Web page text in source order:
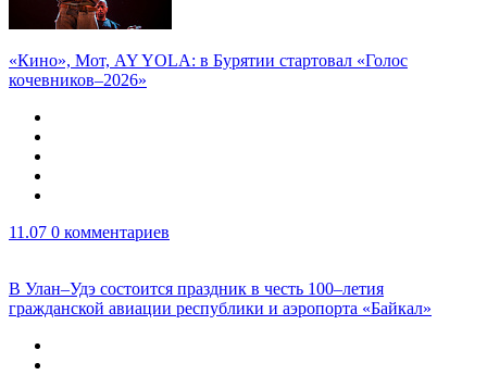
«Кино», Мот, AY YOLA: в Бурятии стартовал «Голос
кочевников–2026»
11.07 0 комментариев
В Улан–Удэ состоится праздник в честь 100–летия
гражданской авиации республики и аэропорта «Байкал»